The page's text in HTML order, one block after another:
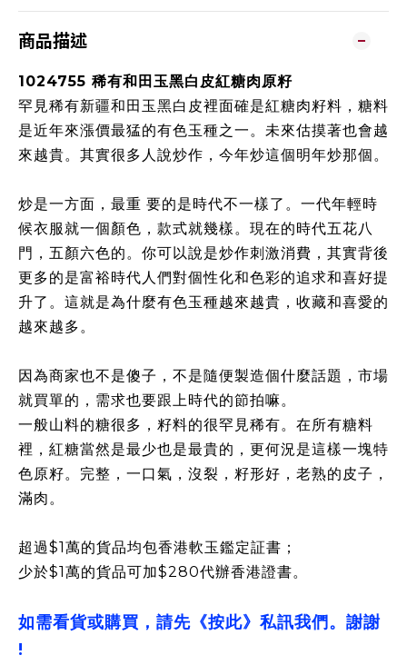
商品描述
1024755 稀有和田玉黑白皮紅糖肉原籽
罕見稀有新疆和田玉黑白皮裡面確是紅糖肉籽料，糖料
是近年來漲價最猛的有色玉種之一。未來估摸著也會越
來越貴。其實很多人說炒作，今年炒這個明年炒那個。
炒是一方面，最重 要的是時代不一樣了。一代年輕時
候衣服就一個顏色，款式就幾樣。現在的時代五花八
門，五顏六色的。你可以說是炒作刺激消費，其實背後
更多的是富裕時代人們對個性化和色彩的追求和喜好提
升了。這就是為什麼有色玉種越來越貴，收藏和喜愛的
越來越多。
因為商家也不是傻子，不是隨便製造個什麼話題，市場
就買單的，需求也要跟上時代的節拍嘛。
一般山料的糖很多，籽料的很罕見稀有。在所有糖料
裡，紅糖當然是最少也是最貴的，更何況是這樣一塊特
色原籽。完整，一口氣，沒裂，籽形好，老熟的皮子，
滿肉。
超過$1萬的貨品均包香港軟玉鑑定証書；
少於$1萬的貨品可加$280代辦香港證書。
如需看貨或購買，請先《按此》私訊我們。謝謝
!